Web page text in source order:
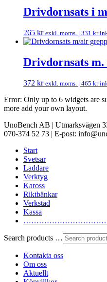
Drivdornsats i
265 kr exkl. moms. | 331 kr
Drivdornsats
372 kr exkl. moms. | 465 kr
Error: Only up to 6 widgets are
more add your own layout.
UnoBench AB | Utmarksvägen
070-374 52 73 | E-post:
Start
Svetsar
Laddare
Verktyg
Kaross
Riktbänkar
Verkstad
Kassa
Search products …
Kontakta oss
Om oss
Aktuellt